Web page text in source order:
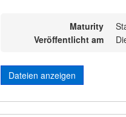
Maturity
Veröffentlicht am
Dateien anzeigen